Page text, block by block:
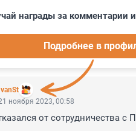
115
IvanSt
награды за комментарии
Подробнее в
ноября 2023, 00:58
от сотрудничества с